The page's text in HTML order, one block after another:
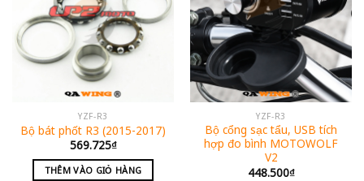
YZF-R3
Bộ bát phốt R3 (2015-2017)
569.725₫
THÊM VÀO GIỎ HÀNG
YZF-R3
Bộ cổng sạc tẩu, USB tích
hợp đo bình MOTOWOLF
V2
448.500₫